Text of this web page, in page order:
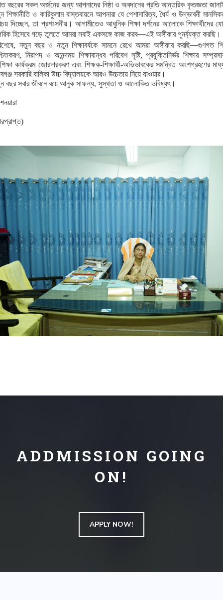
বছরের সকল অর্জনের জন্য আপনাদের নিষ্ঠা ও অবদানের প্রতি আন্তরিক কৃতজ্ঞতা
শিক্ষানীতি ও কারিকুলাম বাস্তবায়নে আপনারা যে পেশাদারিত্ব, ধৈর্য ও উদ্ভাবনী
দিচ্ছেন, তা প্রশংসনীয়। আগামীতেও আধুনিক শিক্ষা দর্শনের আলোকে শিক্ষার্থীদের
হিসেবে গড়ে তুলতে আমরা সবাই একসঙ্গে কাজ করব—এই অঙ্গীকার পুনর্ব্যক্ত করছি।
নতুন বছর ও নতুন শিক্ষাবর্ষকে সামনে রেখে আমরা অঙ্গীকার করছি—গুণগত
নিরাপদ ও আনন্দময় শিক্ষাবান্ধব পরিবেশ সৃষ্টি, প্রযুক্তিনির্ভর শিক্ষার
কার্যক্রম জোরদারকরণ এবং শিক্ষক-শিক্ষার্থী-অভিভাবকের সমন্বিত অংশগ্রহণের
সরকারি বালিকা উচ্চ বিদ্যালয়কে আরও উচ্চতায় নিয়ে যাওয়ার।
বছর সবার জীবনে বয়ে আনুক সাফল্য, সুস্থতা ও আলোকিত ভবিষ্যৎ।
ADDMISSION GOING
ON!
APPLY NOW!